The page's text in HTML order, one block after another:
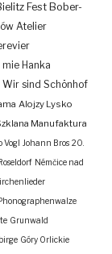
Fest Bober-
Atelier
Hanka
Wir sind Schönhof
Alojzy Lysko
Manufaktura
Vogl Johann Bros 20.
Roseldorf Némčice nad
Phonographenwalze
Grunwald
Góry Orlickie